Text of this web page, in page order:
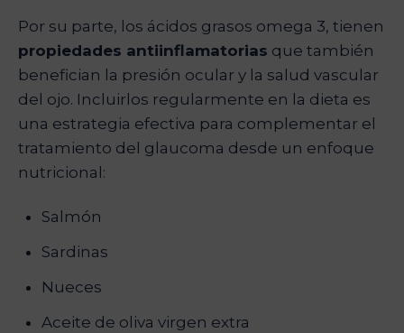
Por su parte, los ácidos grasos omega 3, tienen
propiedades antiinflamatorias que también
benefician la presión ocular y la salud vascular
del ojo. Incluirlos regularmente en la dieta es
una estrategia efectiva para complementar el
tratamiento del glaucoma desde un enfoque
nutricional:
Salmón
Sardinas
Nueces
Aceite de oliva virgen extra